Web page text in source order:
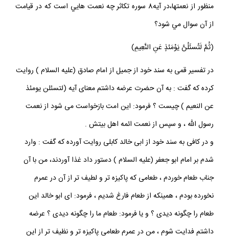
منظور از نعمتها،در آيه8 سوره تكاثر چه نعمت هايي است كه در قيامت
از آن سوال مي شود؟
(ثُمَّ لَتُسئَلُنَّ يَوْمَئذٍ عَنِ النَّعِيمِ)
در تفسير قمى به سند خود از جميل از امام صادق (عليه السلام ) روايت
كرده كه گفت : به آن حضرت عرضه داشتم معناى آيه (لتسئلن يومئذ
عن النعيم ) چيست ؟ فرمود: اين امت بازخواست مى شود از نعمت
رسول الله ، و سپس از نعمت ائمه اهل بيتش .
و در كافى به سند خود از ابى خالد كابلى روايت آورده كه گفت : وارد
شدم بر امام ابو جعفر (عليه السلام ) دستور داد غذا آوردند، من با آن
جناب طعام خوردم ، طعامى كه پاكيزه تر و لطيف تر از آن در عمرم
نخورده بودم ، همينكه از طعام فارغ شديم ، فرمود: اى ابو خالد اين
طعام را چگونه ديدى ؟ و يا فرمود: طعام ما را چگونه ديدى ؟ عرضه
داشتم فدايت شوم ، من در عمرم طعامى پاكيزه تر و نظيف تر از اين